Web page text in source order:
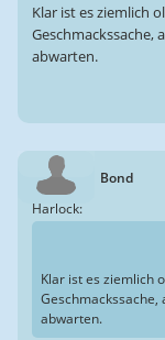
Klar ist es ziemlich
Geschmackssache,
abwarten.
Bond
Harlock:
Klar ist es ziemlich
Geschmackssache,
abwarten.